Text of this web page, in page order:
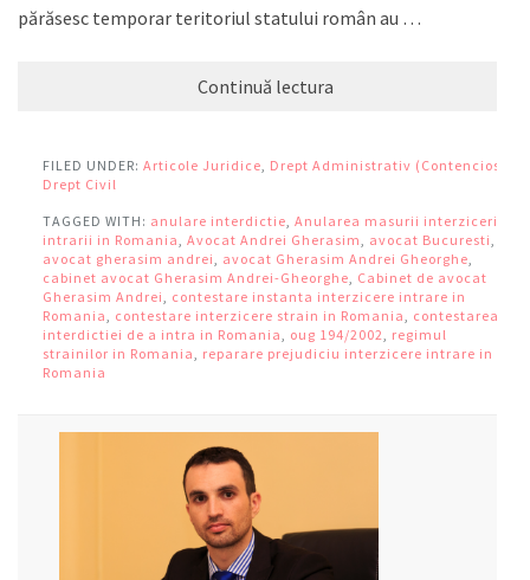
părăsesc temporar teritoriul statului român au …
Continuă lectura
FILED UNDER: Articole Juridice, Drept Administrativ (Contencios)
Drept Civil
TAGGED WITH: anulare interdictie, Anularea masurii interzicerii
intrarii in Romania, Avocat Andrei Gherasim, avocat Bucuresti,
avocat gherasim andrei, avocat Gherasim Andrei Gheorghe,
cabinet avocat Gherasim Andrei-Gheorghe, Cabinet de avocat
Gherasim Andrei, contestare instanta interzicere intrare in
Romania, contestare interzicere strain in Romania, contestarea
interdictiei de a intra in Romania, oug 194/2002, regimul
strainilor in Romania, reparare prejudiciu interzicere intrare in
Romania